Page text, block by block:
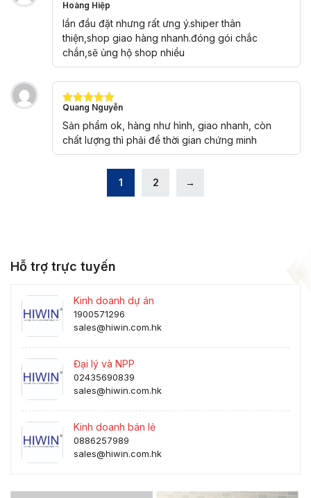
Được xếp
hạng5
sao
Hoàng Hiệp
lần đầu đặt nhưng rất ưng ý.shiper thân
thiện,shop giao hàng nhanh.đóng gói chắc
chắn,sẽ ủng hộ shop nhiều
Được xếp
hạng
5 5
sao
Quang Nguyễn
Sản phẩm ok, hàng như hình, giao nhanh, còn
chất lượng thì phải để thời gian chứng minh
1 2 →
Hỗ trợ trực tuyến
Kinh doanh dự án
1900571296
sales@hiwin.com.hk
Đại lý và NPP
02435690839
sales@hiwin.com.hk
Kinh doanh bán lẻ
0886257989
sales@hiwin.com.hk